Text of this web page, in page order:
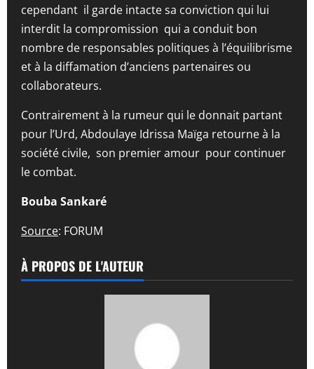
cependant il garde intacte sa conviction qui lui
interdit la compromission qui a conduit bon
nombre de responsables politiques à l’équilibrisme
et à la diffamation d’anciens partenaires ou
collaborateurs.
Contrairement à la rumeur qui le donnait partant
pour l’Urd, Abdoulaye Idrissa Maïga retourne à la
société civile, son premier amour pour continuer
le combat.
Bouba Sankaré
Source: FORUM
À PROPOS DE L'AUTEUR